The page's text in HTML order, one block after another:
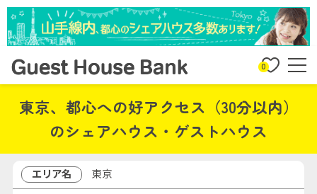
0
東京、都心への好アクセス（30分以内）
のシェアハウス・ゲストハウス
エリア名
東京